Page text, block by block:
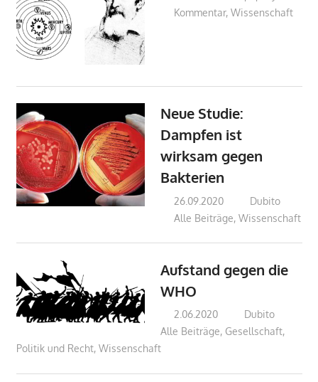
Kommentar,Wissenschaft
Neue Studie:
Dampfen ist
wirksam gegen
Bakterien
26.09.2020
Dubito
Alle Beiträge,Wissenschaft
Aufstand gegen die
WHO
2.06.2020
Dubito
Alle Beiträge, Gesellschaft,
Politik und Recht, Wissenschaft